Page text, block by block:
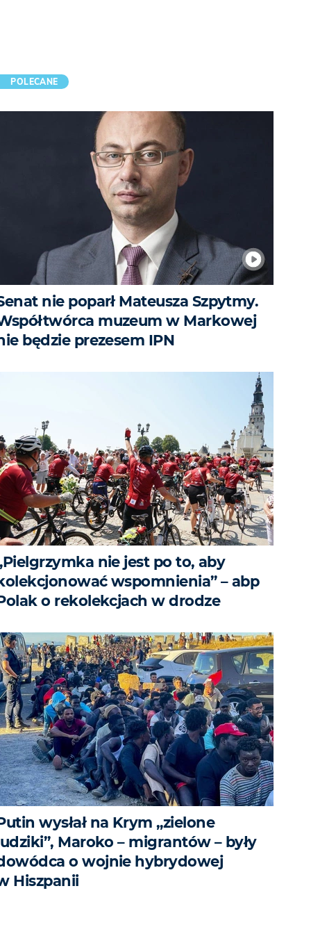
POLECANE
nie poparł Mateusza Szpytmy.
muzeum w Markowej
będzie prezesem IPN
nie jest po to, aby
wspomnienia” – abp
o rekolekcjach w drodze
wysłał na Krym „zielone
Maroko – migrantów – były
o wojnie hybrydowej
Hiszpanii